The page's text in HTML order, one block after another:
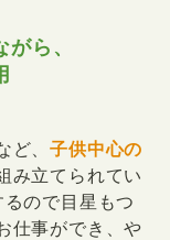
ら、
ど、子供中心の
み立てられてい
ので目星もつ
仕事ができ、や